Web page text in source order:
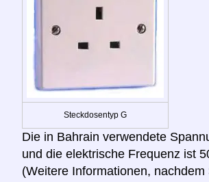
Steckdosentyp G
Die in Bahrain verwendete
und die elektrische Frequenz ist
(Weitere Informationen, nachdem